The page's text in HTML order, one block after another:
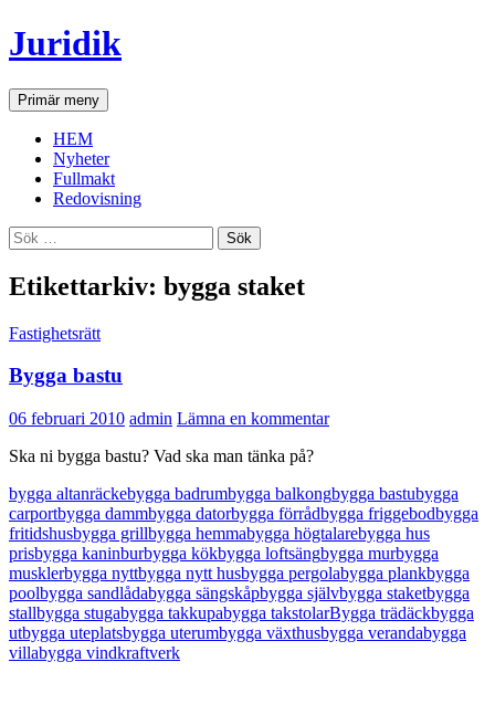
Hoppa
till
Juridik
SökPrimär meny
HEM
Nyheter
Fullmakt
Redovisning
Sök
efter:
Etikettarkiv: bygga staket
Fastighetsrätt
Bygga bastu
06 februari 2010 admin Lämna en kommentar
Ska ni bygga bastu? Vad ska man tänka på?
bygga altanräckebygga badrumbygga balkongbygga bastubygga
carportbygga dammbygga datorbygga förrådbygga friggebodbygga
fritidshusbygga grillbygga hemmabygga högtalarebygga hus
prisbygga kaninburbygga kökbygga loftsängbygga murbygga
musklerbygga nyttbygga nytt husbygga pergolabygga plankbygga
poolbygga sandlådabygga sängskåpbygga självbygga staketbygga
stallbygga stugabygga takkupabygga takstolarBygga trädäckbygga
utbygga uteplatsbygga uterumbygga växthusbygga verandabygga
villabygga vindkraftverk